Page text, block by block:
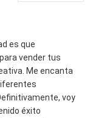
es que
vender tus
Me encanta
voy
éxito